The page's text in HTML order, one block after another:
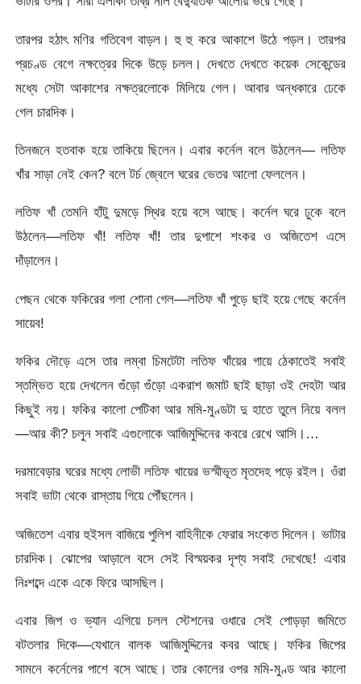
তারপর হঠাৎ মণির গতিবেগ বাড়ল। হু হু করে আকাশে উঠে পড়ল। তারপর
প্রচণ্ড বেগে নক্ষত্রের দিকে উড়ে চলল। দেখতে দেখতে কয়েক সেকেন্ডের
মধ্যে সেটা আকাশের নক্ষত্রলোকে মিলিয়ে গেল। আবার অন্ধকারে ঢেকে
গেল চারদিক।
তিনজনে হতবাক হয়ে তাকিয়ে ছিলেন। এবার কর্নেল বলে উঠলেন— লতিফ
খাঁর সাড়া নেই কেন? বলে টর্চ জ্বেলে ঘরের ভেতর আলো ফেললেন।
লতিফ খাঁ তেমনি হাঁটু দুমড়ে স্থির হয়ে বসে আছে। কর্নেল ঘরে ঢুকে বলে
উঠলেন—লতিফ খাঁ! লতিফ খাঁ! তার দুপাশে শংকর ও অজিতেশ এসে
দাঁড়ালেন।
পেছন থেকে ফকিরের গলা শোনা গেল—লতিফ খাঁ পুড়ে ছাই হয়ে গেছে কর্নেল
সায়েব!
ফকির দৌড়ে এসে তার লম্বা চিমটেটা লতিফ খাঁয়ের গায়ে ঠেকাতেই সবাই
স্তম্ভিত হয়ে দেখলেন গুঁড়ো গুঁড়ো একরাশ জমাট ছাই ছাড়া ওই দেহটা আর
কিছুই নয়। ফকির কালো পেটিকা আর মমি-মুণ্ডটা দু হাতে তুলে নিয়ে বলল
—আর কী? চলুন সবাই এগুলোকে আজিমুদ্দিনের কবরে রেখে আসি।…
দরমাবেড়ার ঘরের মধ্যে লোভী লতিফ খায়ের ভস্মীভূত মৃতদেহ পড়ে রইল। ওঁরা
সবাই ভাটা থেকে রাস্তায় গিয়ে পৌঁছলেন।
অজিতেশ এবার হুইসল বাজিয়ে পুলিশ বাহিনীকে ফেরার সংকেত দিলেন। ভাটার
চারদিক। ঝোপের আড়ালে বসে সেই বিস্ময়কর দৃশ্য সবাই দেখেছে! এবার
নিঃশব্দে একে একে ফিরে আসছিল।
এবার জিপ ও ভ্যান এগিয়ে চলল স্টেশনের ওধারে সেই পোড়ড়া জমিতে
বটতলার দিকে—যেখানে বালক আজিমুদ্দিনের কবর আছে। ফকির জিপের
সামনে কর্নেলের পাশে বসে আছে। তার কোলের ওপর মমি-মুণ্ড আর কালো